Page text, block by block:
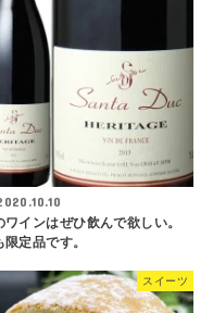
ワインはぜひ飲んで欲しい。
限定品です。
スイーツ